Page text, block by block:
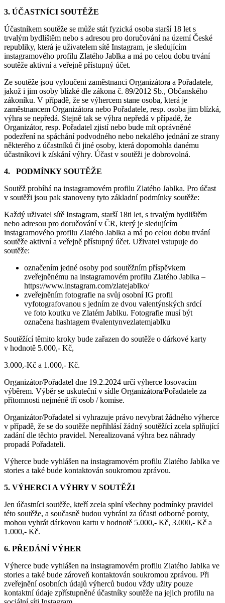
3. ÚČASTNÍCI SOUTĚŽE
Účastníkem soutěže se může stát fyzická osoba starší 18 let s
trvalým bydlištěm nebo s adresou pro doručování na území České
republiky, která je uživatelem sítě Instagram, je sledujícím
instagramového profilu Zlatého Jablka a má po celou dobu trvání
soutěže aktivní a veřejně přístupný účet.
Ze soutěže jsou vyloučeni zaměstnanci Organizátora a Pořadatele,
jakož i jim osoby blízké dle zákona č. 89/2012 Sb., Občanského
zákoníku. V případě, že se výhercem stane osoba, která je
zaměstnancem Organizátora nebo Pořadatele, resp. osoba jim blízká,
výhra se nepředá. Stejně tak se výhra nepředá v případě, že
Organizátor, resp. Pořadatel zjistí nebo bude mít oprávněné
podezření na spáchání podvodného nebo nekalého jednání ze strany
některého z účastníků či jiné osoby, která dopomohla danému
účastníkovi k získání výhry. Účast v soutěži je dobrovolná.
4.
PODMÍNKY SOUTĚŽE
Soutěž probíhá na instagramovém profilu Zlatého Jablka. Pro účast
v soutěži jsou pak stanoveny tyto základní podmínky soutěže:
Každý uživatel sítě Instagram, starší 18ti let, s trvalým bydlištěm
nebo adresou pro doručování v ČR, který je sledujícím
instagramového profilu Zlatého Jablka a má po celou dobu trvání
soutěže aktivní a veřejně přístupný účet. Uživatel vstupuje do
soutěže:
označením jedné osoby pod soutěžním příspěvkem
zveřejněnému na instagramovém profilu Zlatého Jablka –
https://www.instagram.com/zlatejablko/
zveřejněním fotografie na svůj osobní IG profil
vyfotografovanou s jedním ze dvou valentýnských srdcí
ve foto koutku ve Zlatém Jablku. Fotografie musí být
označena hashtagem #valentynvezlatemjablku
Soutěžící těmito kroky bude zařazen do soutěže o dárkové karty
v hodnotě 5.000,- Kč,
3.000,-Kč a 1.000,- Kč.
Organizátor/Pořadatel dne 19.2.2024 určí výherce losovacím
výběrem. Výběr se uskuteční v sídle Organizátora/Pořadatele za
přítomnosti nejméně tří osob / komise.
Organizátor/Pořadatel si vyhrazuje právo nevybrat žádného výherce
v případě, že se do soutěže nepřihlásí žádný soutěžící zcela splňující
zadání dle těchto pravidel. Nerealizovaná výhra bez náhrady
propadá Pořadateli.
Výherce bude vyhlášen na instagramovém profilu Zlatého Jablka ve
stories a také bude kontaktován soukromou zprávou.
5. VÝHERCI A VÝHRY V SOUTĚŽI
Jen účastníci soutěže, kteří zcela splní všechny podmínky pravidel
této soutěže, a současně budou vybráni za účasti odborné poroty,
mohou vyhrát dárkovou kartu v hodnotě 5.000,- Kč, 3.000,- Kč a
1.000,- Kč.
6. PŘEDÁNÍ VÝHER
Výherce bude vyhlášen na instagramovém profilu Zlatého Jablka ve
stories a také bude zároveň kontaktován soukromou zprávou. Při
zveřejnění osobních údajů výherců budou vždy užity pouze
kontaktní údaje zpřístupněné účastníky soutěže na jejich profilu na